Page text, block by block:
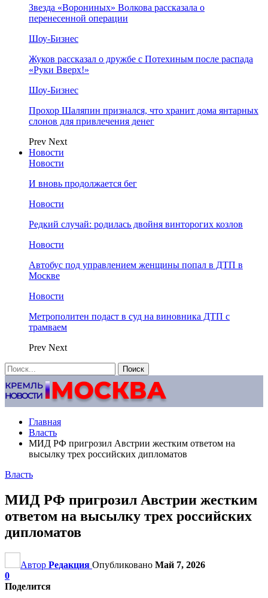
Звезда «Ворониных» Волкова рассказала о
перенесенной операции
Шоу-Бизнес
Жуков рассказал о дружбе с Потехиным после распада
«Руки Вверх!»
Шоу-Бизнес
Прохор Шаляпин признался, что хранит дома янтарных
слонов для привлечения денег
Prev Next
Новости
Новости
И вновь продолжается бег
Новости
Редкий случай: родилась двойня винторогих козлов
Новости
Автобус под управлением женщины попал в ДТП в
Москве
Новости
Метрополитен подаст в суд на виновника ДТП с
трамваем
Prev Next
Главная
Власть
МИД РФ пригрозил Австрии жестким ответом на
высылку трех российских дипломатов
Власть
МИД РФ пригрозил Австрии жестким
ответом на высылку трех российских
дипломатов
Автор Редакция Опубликовано Май 7, 2026
0
Поделится